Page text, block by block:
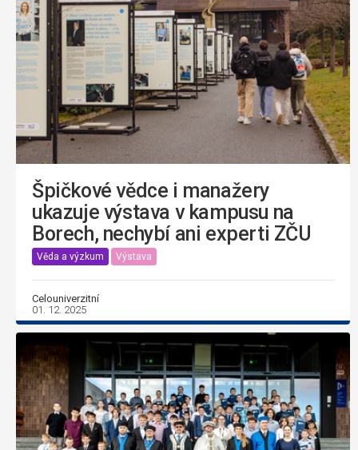
Špičkové vědce i manažery
ukazuje výstava v kampusu na
Borech, nechybí ani experti ZČU
Věda a výzkum Výstava
Celouniverzitní
01. 12. 2025